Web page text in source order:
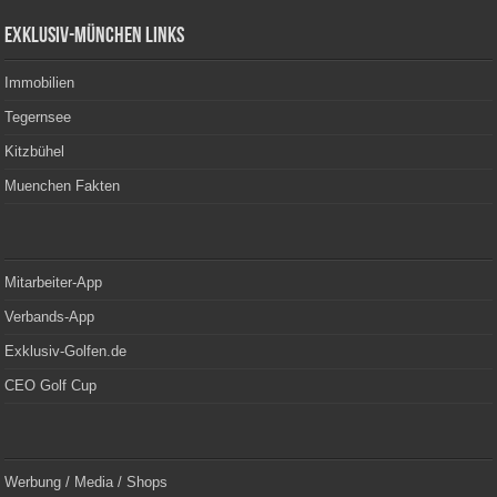
Exklusiv-München Links
Immobilien
Tegernsee
Kitzbühel
Muenchen Fakten
Mitarbeiter-App
Verbands-App
Exklusiv-Golfen.de
CEO Golf Cup
Werbung / Media / Shops